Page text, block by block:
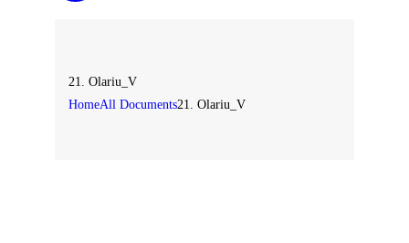
21. Olariu_V
HomeAll Documents21. Olariu_V